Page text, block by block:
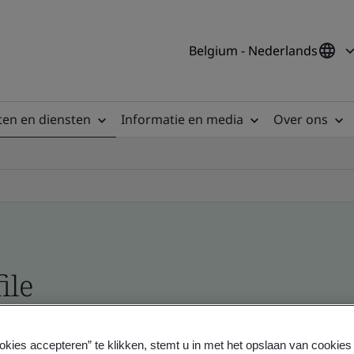
Belgium - Nederlands
en diensten Informatie en media
Over ons
- Validation and Verification
accepteren” te klikken, stemt u in met het opslaan van